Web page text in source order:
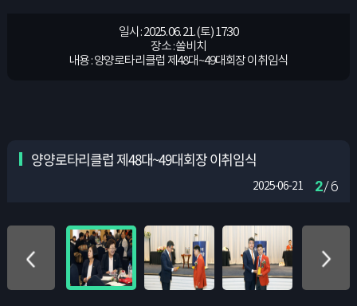
일시 : 2025. 06. 21. (토) 17:30
장소 : 쏠비치
내용 : 양양로타리클럽 제48대~49대회장 이취임식
일시 : 2025. 06. 21. (토) 17:30
장소 : 쏠비치
내용 : 양양로타리클럽 제48대~49대회장 이취임식
일시 : 2025. 06. 21. (토) 17:30
장소 : 쏠비치
내용 : 양양로타리클럽 제48대~49대회장 이취임식
일시 : 2025. 06. 21. (토) 17:30
장소 : 쏠비치
내용 : 양양로타리클럽 제48대~49대회장 이취임식
일시 : 2025. 06. 21. (토) 17:30
장소 : 쏠비치
내용 : 양양로타리클럽 제48대~49대회장 이취임식
일시 : 2025. 06. 21. (토) 17:30
장소 : 쏠비치
내용 : 양양로타리클럽 제48대~49대회장 이취임식
양양로타리클럽 제48대~49대회장 이취임식
2025-06-21 2/ 6